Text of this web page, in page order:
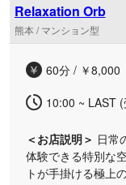
す。料金設定も良心
して定期利用にもお
Relaxation Orb
熊本 / マンション型
60分 / ￥8,000
10:00 ~ LAST
＜お店説明＞ 日常
体験できる特別な
トが手掛ける極上